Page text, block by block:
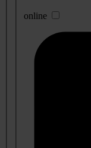
online